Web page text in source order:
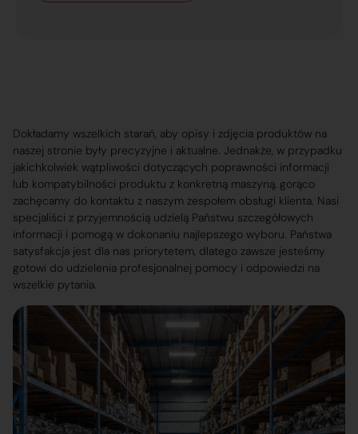
Dokładamy wszelkich starań, aby opisy i zdjęcia produktów na
naszej stronie były precyzyjne i aktualne. Jednakże, w przypadku
jakichkolwiek wątpliwości dotyczących poprawności informacji
lub kompatybilności produktu z konkretną maszyną, gorąco
zachęcamy do kontaktu z naszym zespołem obsługi klienta. Nasi
specjaliści z przyjemnością udzielą Państwu szczegółowych
informacji i pomogą w dokonaniu najlepszego wyboru. Państwa
satysfakcja jest dla nas priorytetem, dlatego zawsze jesteśmy
gotowi do udzielenia profesjonalnej pomocy i odpowiedzi na
wszelkie pytania.